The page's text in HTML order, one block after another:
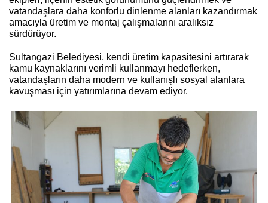
vatandaşlara daha konforlu dinlenme alanları kazandırmak
amacıyla üretim ve montaj çalışmalarını aralıksız
sürdürüyor.
Sultangazi Belediyesi, kendi üretim kapasitesini artırarak
kamu kaynaklarını verimli kullanmayı hedeflerken,
vatandaşların daha modern ve kullanışlı sosyal alanlara
kavuşması için yatırımlarına devam ediyor.